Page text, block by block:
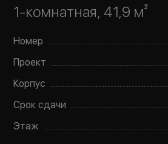
1-комнатная, 41,9 м²
Номер
Проект
Корпус
Срок сдачи
Этаж